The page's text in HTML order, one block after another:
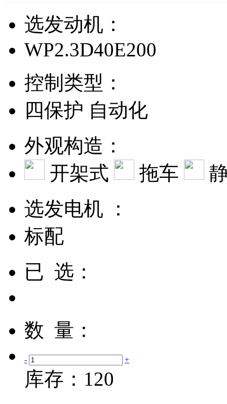
选发动机：
WP2.3D40E200
控制类型：
四保护 自动化
外观构造：
开架式
拖车
选发电机 ：
标配
已 选：
数 量：
- +
库存： 120